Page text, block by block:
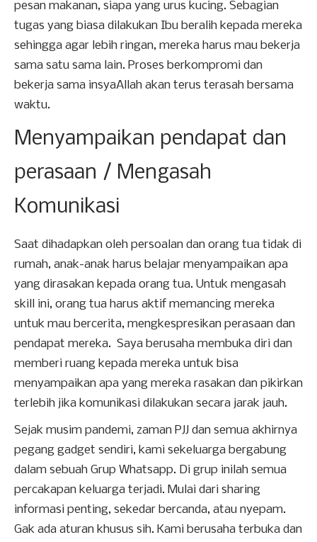
pesan makanan, siapa yang urus kucing. Sebagian
tugas yang biasa dilakukan Ibu beralih kepada mereka
sehingga agar lebih ringan, mereka harus mau bekerja
sama satu sama lain. Proses berkompromi dan
bekerja sama insyaAllah akan terus terasah bersama
waktu.
Menyampaikan pendapat dan
perasaan / Mengasah
Komunikasi
Saat dihadapkan oleh persoalan dan orang tua tidak di
rumah, anak-anak harus belajar menyampaikan apa
yang dirasakan kepada orang tua. Untuk mengasah
skill ini, orang tua harus aktif memancing mereka
untuk mau bercerita, mengkespresikan perasaan dan
pendapat mereka. Saya berusaha membuka diri dan
memberi ruang kepada mereka untuk bisa
menyampaikan apa yang mereka rasakan dan pikirkan
terlebih jika komunikasi dilakukan secara jarak jauh.
Sejak musim pandemi, zaman PJJ dan semua akhirnya
pegang gadget sendiri, kami sekeluarga bergabung
dalam sebuah Grup Whatsapp. Di grup inilah semua
percakapan keluarga terjadi. Mulai dari sharing
informasi penting, sekedar bercanda, atau nyepam.
Gak ada aturan khusus sih. Kami berusaha terbuka dan